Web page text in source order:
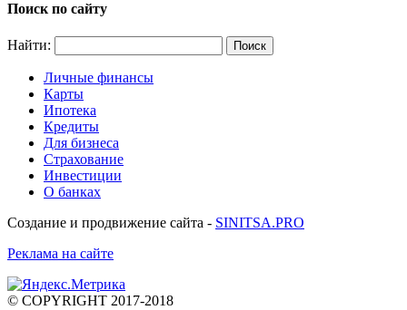
Поиск по сайту
Найти:
Личные финансы
Карты
Ипотека
Кредиты
Для бизнеса
Страхование
Инвестиции
О банках
Создание и продвижение сайта - SINITSA.PRO
Реклама на сайте
© COPYRIGHT 2017-2018